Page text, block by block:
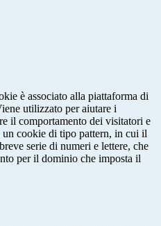
è associato alla piattaforma di
utilizzato per aiutare i
il comportamento dei visitatori e
cookie di tipo pattern, in cui il
serie di numeri e lettere, che
per il dominio che imposta il